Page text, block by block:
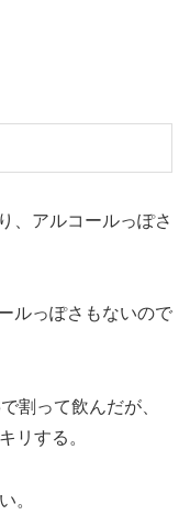
、アルコールっぽさ
ルっぽさもないので
割って飲んだが、
リする。
。